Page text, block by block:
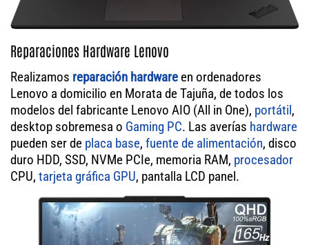
Reparaciones Hardware Lenovo
Realizamos reparación hardware en ordenadores
Lenovo a domicilio en Morata de Tajuña, de todos los
modelos del fabricante Lenovo AIO (All in One), portátil,
desktop sobremesa o Gaming PC. Las averías hardware
pueden ser de placa base, fuente de alimentación, disco
duro HDD, SSD, NVMe PCIe, memoria RAM, procesador
CPU, tarjeta gráfica GPU, pantalla LCD panel.